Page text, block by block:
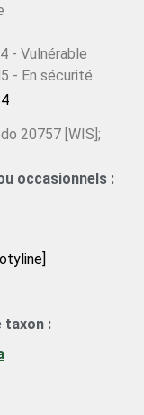
- Vulnérable
- En sécurité
20757 [WIS];
occasionnels :
taxon :